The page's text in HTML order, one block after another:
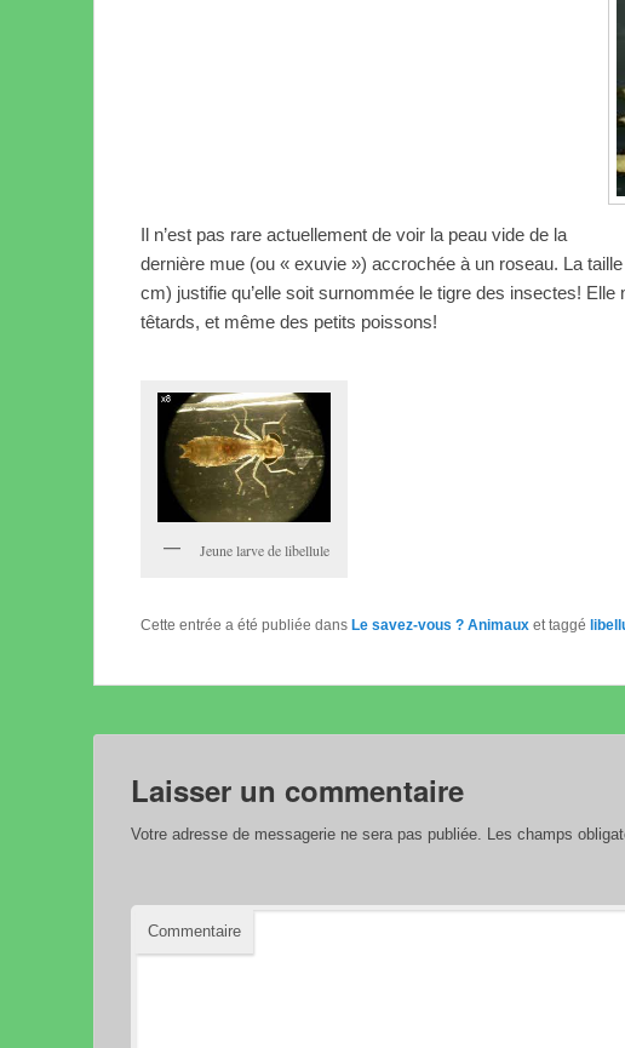
Il n’est pas rare actuellement de voir la peau vide de la
dernière mue (ou « exuvie ») accrochée à un roseau. La
cm) justifie qu’elle soit surnommée le tigre des insectes!
têtards, et même des petits poissons!
Jeune larve de libellule
Cette entrée a été publiée dans Le savez-vous ? Animaux et taggé
Laisser un commentaire
Votre adresse de messagerie ne sera pas publiée. Les champs
Commentaire